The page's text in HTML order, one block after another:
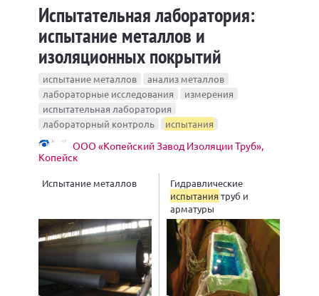
Испытательная лаборатория:
испытание металлов и
изоляционных покрытий
испытание металлов
анализ металлов
лабораторные исследования
измерения
испытательная лаборатория
лабораторный контроль
испытания
ООО «Копейский Завод Изоляции Труб»,
Копейск
Испытание металлов
Гидравлические
испытания труб и
арматуры